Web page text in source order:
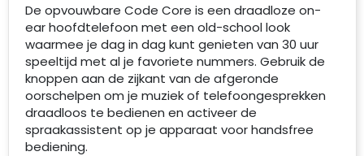
De opvouwbare Code Core is een draadloze on-
ear hoofdtelefoon met een old-school look
waarmee je dag in dag kunt genieten van 30 uur
speeltijd met al je favoriete nummers. Gebruik de
knoppen aan de zijkant van de afgeronde
oorschelpen om je muziek of telefoongesprekken
draadloos te bedienen en activeer de
spraakassistent op je apparaat voor handsfree
bediening.